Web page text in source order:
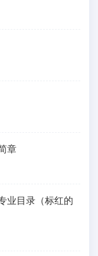
章
业目录（标红的